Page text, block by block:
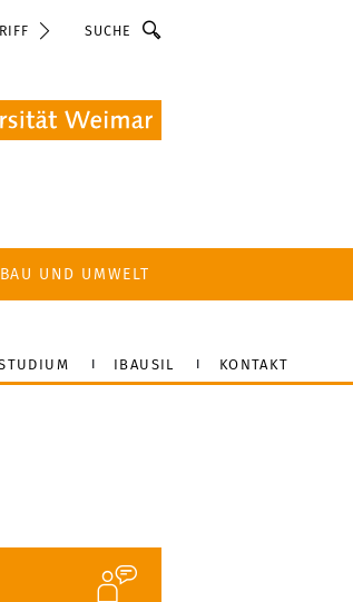
Suche
UND UMWELT
IBAUSIL KONTAKT